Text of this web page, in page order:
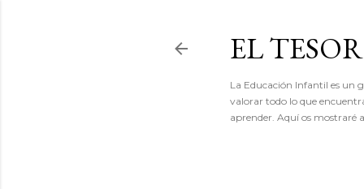
EL
La Educación Infantil es un
valorar todo lo que
aprender. Aquí os mostraré